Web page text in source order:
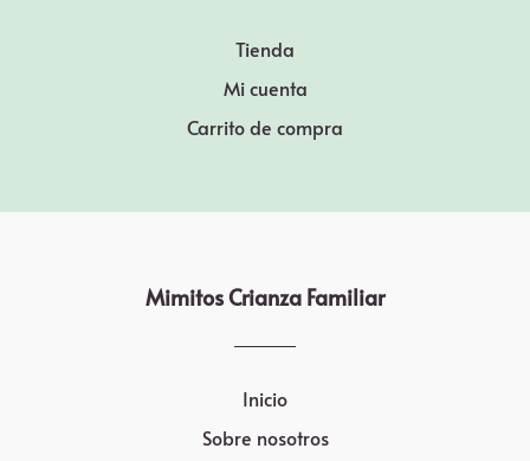
Tienda
Mi cuenta
Carrito de compra
Mimitos Crianza Familiar
Inicio
Sobre nosotros